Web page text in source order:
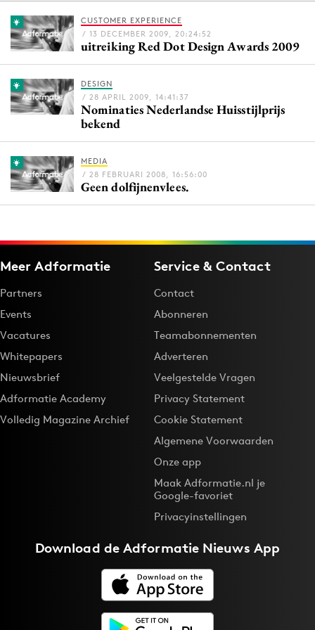
Menu
Home
9 sept: GenAI-training
12 nov: MarketingLive!
Events
Opleidingen
Artificial Intelligence
Bureaus
Campagnes
Carriere
Contentmarketing
Craft
Interne communicatie
CUSTOMER EXPERIENCE
/ 13 DECEMBER 2009, 20:24:52
uitreiking Red Dot Design Awards 2009
DESIGN
/ 28 APRIL 2009, 14:41:37
Nominaties Nederlandse Huisstijlprijs
bekend
MEDIA
/ 28 FEBRUARI 2008, 16:56:00
Geen dolfijnenvlees.
Meer Adformatie
Partners
Events
Vacatures
Whitepapers
Nieuwsbrief
Adformatie Academy
Volledig Magazine Archief
Service & Contact
Contact
Abonneren
Teamabonnementen
Adverteren
Veelgestelde Vragen
Privacy Statement
Cookie Statement
Algemene Voorwaarden
Onze app
Maak Adformatie.nl je
Google-favoriet
Privacyinstellingen
Download deAdformatie Nieuws App